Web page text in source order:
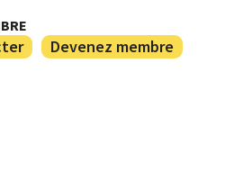
Devenez membre